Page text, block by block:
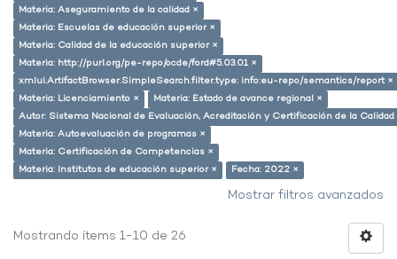
Materia: Aseguramiento de la calidad ×
Materia: Escuelas de educación superior ×
Materia: Calidad de la educación superior ×
Materia: http://purl.org/pe-repo/ocde/ford#5.03.01 ×
xmlui.ArtifactBrowser.SimpleSearch.filter.type: info:eu-repo/semantics/report ×
Materia: Licenciamiento ×
Materia: Estado de avance regional ×
Autor: Sistema Nacional de Evaluación, Acreditación y Certificación de la
Materia: Autoevaluación de programas ×
Materia: Certificación de Competencias ×
Materia: Institutos de educación superior ×
Fecha: 2022 ×
Mostrar filtros avanzados
Mostrando ítems 1-10 de 26